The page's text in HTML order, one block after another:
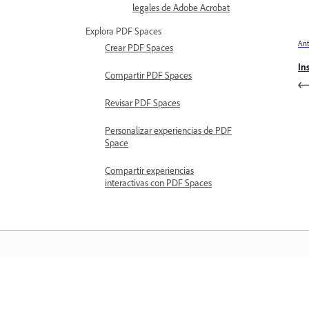
legales de Adobe Acrobat
Explora PDF Spaces
Crear PDF Spaces
Compartir PDF Spaces
Revisar PDF Spaces
Personalizar experiencias de PDF
Space
Compartir experiencias
interactivas con PDF Spaces